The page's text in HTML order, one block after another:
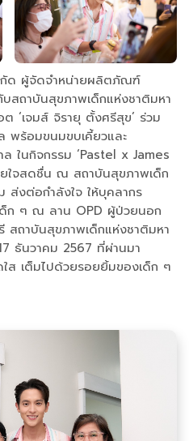
ด ผู้จัดจำหน่ายผลิตภัณฑ์
สถาบันสุขภาพเด็กแห่งชาติมหา
‘เจมส์ จิรายุ ตั้งศรีสุข’ ร่วม
พร้อมขนมขบเคี้ยวและ
ในกิจกรรม ‘Pastel x James
ใจสดชื่น ณ สถาบันสุขภาพเด็ก
ส่งต่อกำลังใจ ให้บุคลากร
ก ๆ ณ ลาน OPD ผู้ป่วยนอก
สถาบันสุขภาพเด็กแห่งชาติมหา
ธันวาคม 2567 ที่ผ่านมา
ส เต็มไปด้วยรอยยิ้มของเด็ก ๆ